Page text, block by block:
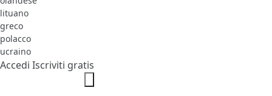
lituano
greco
polacco
ucraino
Accedi Iscriviti gratis